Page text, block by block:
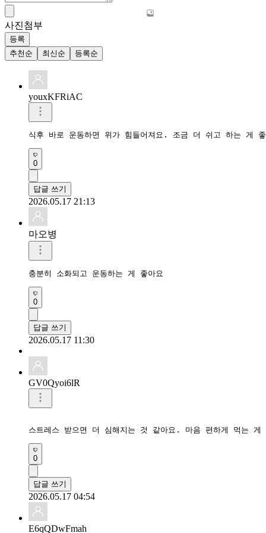
사진첨부
등록
추천순
최신순 등록순
youxKFRiAC
식후 바로 운동하면 위가 힘들어져요. 조금 더 쉬고 하는 게
0
답글 쓰기
2026.05.17 21:13
마오병
충분히 소화되고 운동하는 게 좋아요
0
답글 쓰기
2026.05.17 11:30
GV0Qyoi6lR
스트레스 받으면 더 심해지는 것 같아요. 마음 편하게 먹는 게
0
답글 쓰기
2026.05.17 04:54
E6qQDwFmah